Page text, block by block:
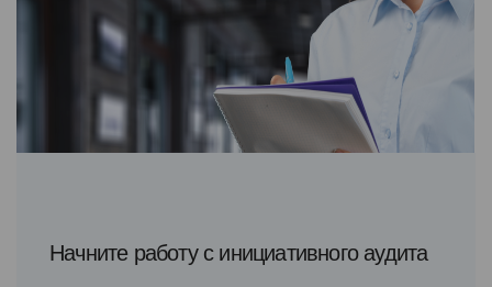
Начните работу с инициативного аудита